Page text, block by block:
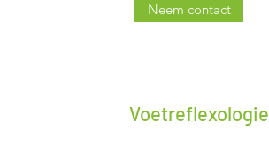
Neem contact
Voetreflexologie